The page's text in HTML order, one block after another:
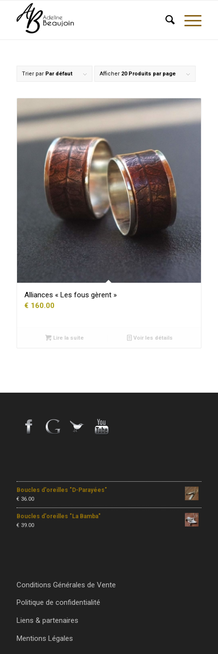
Trier par Par défaut Afficher 20 Produits par page
Alliances « Les fous gèrent »
€ 160.00
Lire la suite Voir les détails
Boucles d'oreilles "D-Parayées"
€ 36.00
Boucles d'oreilles "La Bamba"
€ 39.00
Conditions Générales de Vente
Politique de confidentialité
Liens & partenaires
Mentions Légales